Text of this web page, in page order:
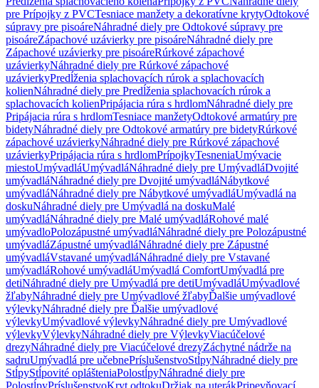
pre Prípojky z PVCTesniace manžety a dekoratívne krytyOdtokové
súpravy pre pisoáreNáhradné diely pre Odtokové súpravy pre
pisoáreZápachové uzávierky pre pisoáreNáhradné diely pre
Zápachové uzávierky pre pisoáreRúrkové zápachové
uzávierkyNáhradné diely pre Rúrkové zápachové
uzávierkyPredĺženia splachovacích rúrok a splachovacích
kolienNáhradné diely pre Predĺženia splachovacích rúrok a
splachovacích kolienPripájacia rúra s hrdlomNáhradné diely pre
Pripájacia rúra s hrdlomTesniace manžetyOdtokové armatúry pre
bidetyNáhradné diely pre Odtokové armatúry pre bidetyRúrkové
zápachové uzávierkyNáhradné diely pre Rúrkové zápachové
uzávierkyPripájacia rúra s hrdlomPrípojkyTesneniaUmývacie
miestoUmývadláUmývadláNáhradné diely pre UmývadláDvojité
umývadláNáhradné diely pre Dvojité umývadláNábytkové
umývadláNáhradné diely pre Nábytkové umývadláUmývadlá na
doskuNáhradné diely pre Umývadlá na doskuMalé
umývadláNáhradné diely pre Malé umývadláRohové malé
umývadloPolozápustné umývadláNáhradné diely pre Polozápustné
umývadláZápustné umývadláNáhradné diely pre Zápustné
umývadláVstavané umývadláNáhradné diely pre Vstavané
umývadláRohové umývadláUmývadlá ComfortUmývadlá pre
detiNáhradné diely pre Umývadlá pre detiUmývadláUmývadlové
žľabyNáhradné diely pre Umývadlové žľabyĎalšie umývadlové
výlevkyNáhradné diely pre Ďalšie umývadlové
výlevkyUmývadlové výlevkyNáhradné diely pre Umývadlové
výlevkyVýlevkyNáhradné diely pre VýlevkyViacúčelové
drezyNáhradné diely pre Viacúčelové drezyZáchytné nádrže na
sadruUmývadlá pre učebnePríslušenstvoStĺpyNáhradné diely pre
StĺpyStĺpovité oplášteniaPolostĺpyNáhradné diely pre
PolostĺpyPríslušenstvoKryt odtokuDržiak na uterákPripevňovací